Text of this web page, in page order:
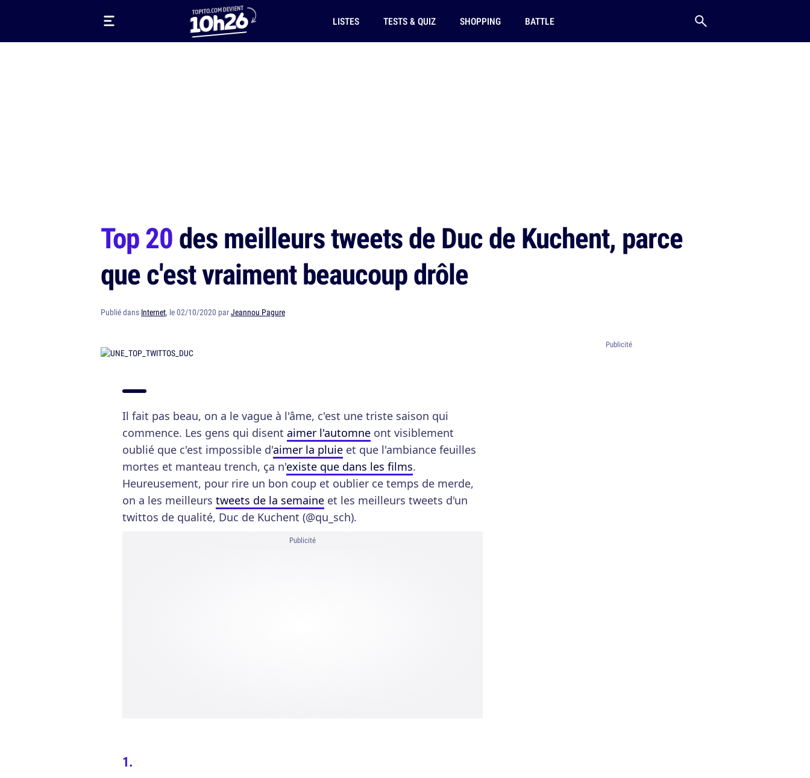
LISTES TESTS & QUIZ SHOPPING BATTLE
Top 20des meilleurs tweets de Duc de Kuchent, parce
que c'est vraiment beaucoup drôle
Publié dans Internet, le 02/10/2020 parJeannou Pagure
Il fait pas beau, on a le vague à l'âme, c'est une triste saison qui
commence. Les gens qui disent aimer l'automne ont visiblement
oublié que c'est impossible d'aimer la pluie et que l'ambiance feuilles
mortes et manteau trench, ça n'existe que dans les films.
Heureusement, pour rire un bon coup et oublier ce temps de merde,
on a les meilleurs tweets de la semaine et les meilleurs tweets d'un
twittos de qualité, Duc de Kuchent (@qu_sch).
Publicité